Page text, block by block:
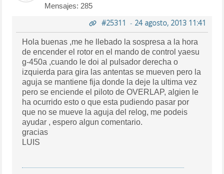
Mensajes: 285
#25311 - 24 agosto, 2013 11:41
Hola buenas ,me he llebado la sospresa a la hora
de encender el rotor en el mando de control yaesu
g-450a ,cuando le doi al pulsador derecha o
izquierda para gira las antentas se mueven pero la
aguja se mantiene fija donde la deje la ultima vez
pero se enciende el piloto de OVERLAP, algien le
ha ocurrido esto o que esta pudiendo pasar por
que no se mueve la aguja del relog, me podeis
ayudar , espero algun comentario.
gracias
LUIS